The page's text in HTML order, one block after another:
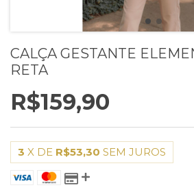
CALÇA GESTANTE
RETA
R$159,90
3 X DE R$53,30 SEM JUROS